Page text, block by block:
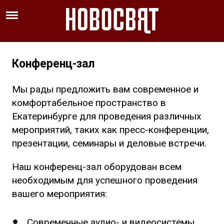
Конференц-зал
Мы рады предложить вам современное и
комфортабельное пространство в
Екатеринбурге для проведения различных
мероприятий, таких как пресс-конференции,
презентации, семинары и деловые встречи.
Наш конференц-зал оборудован всем
необходимым для успешного проведения
вашего мероприятия: